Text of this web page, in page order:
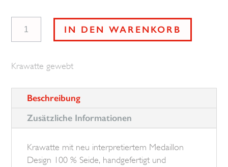
Menge
IN DEN WARENKORB
Krawatte gewebt
Beschreibung
Zusätzliche Informationen
Krawatte mit neu interpretiertem Medaillon
Design 100 % Seide, handgefertigt und